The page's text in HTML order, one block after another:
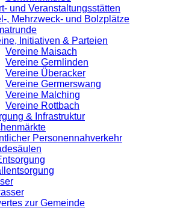
und Veranstaltungsstätten
, Mehrzweck- und Bolzplätze
Initiativen & Parteien
Vereine Maisach
Vereine Gernlinden
Vereine Überacker
Vereine Germerswang
Vereine Malching
Vereine Rottbach
& Infrastruktur
Personennahverkehr
zur Gemeinde